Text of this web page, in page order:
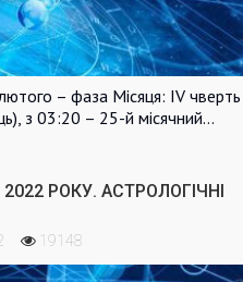
– фаза Місяця: IV чверть
з 03:20 – 25-й місячний…
РОКУ. АСТРОЛОГІЧНІ
19148